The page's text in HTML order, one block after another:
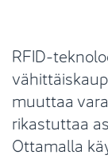
RFID-
muuttaa
rikastuttaa
Ottamalla